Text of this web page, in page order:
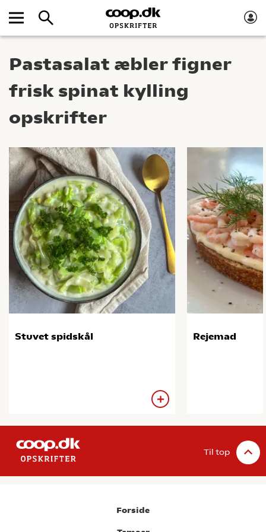
Pastasalat æbler figner
frisk spinat kylling
opskrifter
Stuvet spidskål Rejemad
Til top
Forside